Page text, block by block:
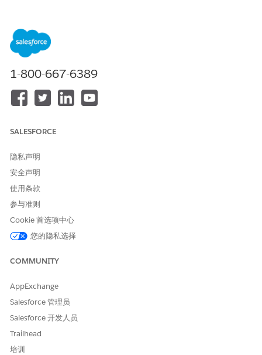
查看安全中心页面：
创建和编辑安全策略：
请参阅标准客服人员操作的
API 名称
引用操作类型
此工具是否运行一个或多个提
示模板？
所需设置
指南和注意事项
SaveInvestigation
例奠定了基础。
通过在不存在 ID 时创建新调查或在提供 ID 时更新当前记录来
执行更新插入操作。
保留分析期间发现的调查详细信息，并将其保存到永久存储，以
便数据可供以后使用。
1-800-667-6389
SALESFORCE
隐私声明
安全声明
使用条款
参与准则
Cookie 首选项中心
您的隐私选择
COMMUNITY
AppExchange
Salesforce 管理员
Salesforce 开发人员
Trailhead
培训